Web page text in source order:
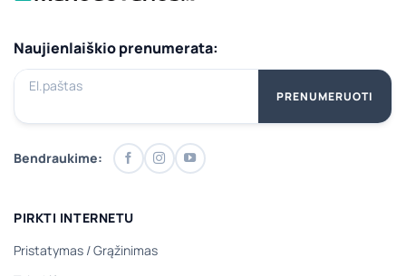
Naujienlaiškio prenumerata:
El.paštas
PRENUMERUOTI
Bendraukime:
PIRKTI INTERNETU
Pristatymas /Grąžinimas